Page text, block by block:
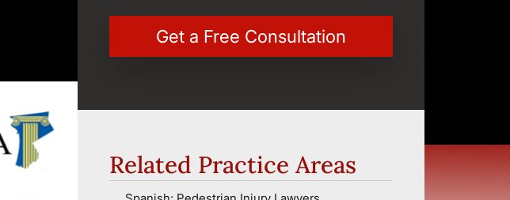
Related Practice Areas